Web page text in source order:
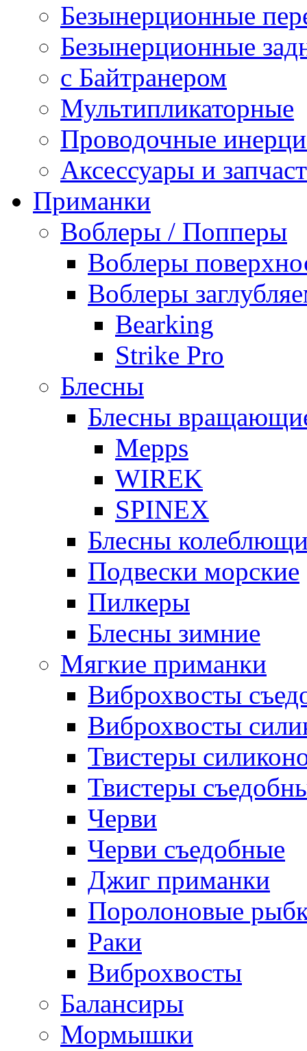
Безынерционные
Безынерционные
с Байтранером
Мультипликаторные
Проводочные
Аксессуары и
Приманки
Воблеры / Попперы
Воблеры
Воблеры
Bearking
Strike Pro
Блесны
Блесны
Mepps
WIREK
SPINEX
Блесны
Подвески морские
Пилкеры
Блесны зимние
Мягкие приманки
Виброхвосты
Виброхвосты
Твистеры
Твистеры
Черви
Черви съедобные
Джиг приманки
Поролоновые
Раки
Виброхвосты
Балансиры
Мормышки